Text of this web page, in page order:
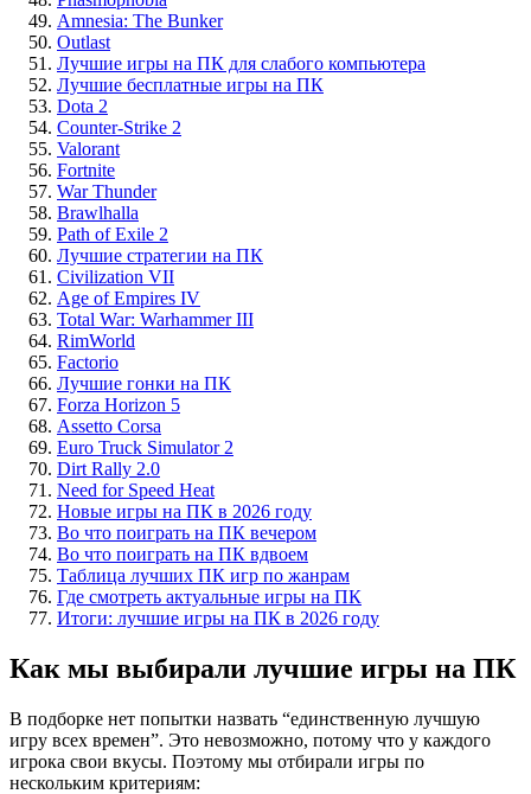
Amnesia: The Bunker
Outlast
Лучшие игры на ПК для слабого компьютера
Лучшие бесплатные игры на ПК
Dota 2
Counter-Strike 2
Valorant
Fortnite
War Thunder
Brawlhalla
Path of Exile 2
Лучшие стратегии на ПК
Civilization VII
Age of Empires IV
Total War: Warhammer III
RimWorld
Factorio
Лучшие гонки на ПК
Forza Horizon 5
Assetto Corsa
Euro Truck Simulator 2
Dirt Rally 2.0
Need for Speed Heat
Новые игры на ПК в 2026 году
Во что поиграть на ПК вечером
Во что поиграть на ПК вдвоем
Таблица лучших ПК игр по жанрам
Где смотреть актуальные игры на ПК
Итоги: лучшие игры на ПК в 2026 году
Как мы выбирали лучшие игры на ПК
В подборке нет попытки назвать “единственную лучшую
игру всех времен”. Это невозможно, потому что у каждого
игрока свои вкусы. Поэтому мы отбирали игры по
нескольким критериям: